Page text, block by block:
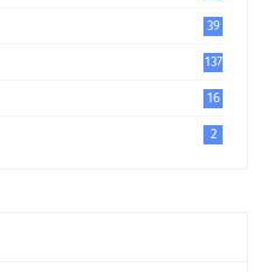
39
137
16
2